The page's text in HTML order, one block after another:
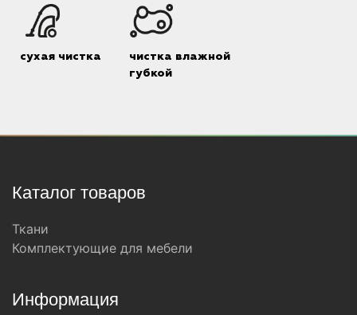
сухая чистка
чистка влажной
губкой
Каталог товаров
Ткани
Комплектующие для мебели
Информация